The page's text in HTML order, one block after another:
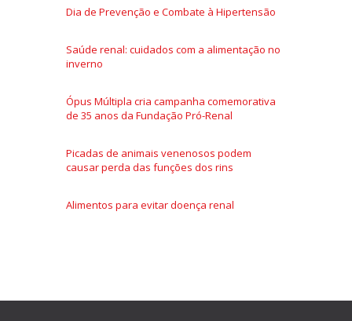
Dia de Prevenção e Combate à Hipertensão
Saúde renal: cuidados com a alimentação no
inverno
Ópus Múltipla cria campanha comemorativa
de 35 anos da Fundação Pró-Renal
Picadas de animais venenosos podem
causar perda das funções dos rins
Alimentos para evitar doença renal